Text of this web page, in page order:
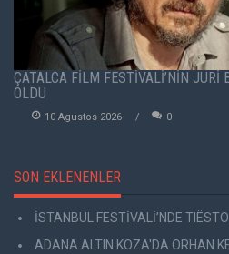
ÇATALCA FİLM FESTİVALİ’NİN JÜRİ
OLDU
10 Agustos 2026 0
SON EKLENENLER
İSTANBUL FESTİVALİ’NDE
ADANA ALTIN KOZA'DA ORHAN